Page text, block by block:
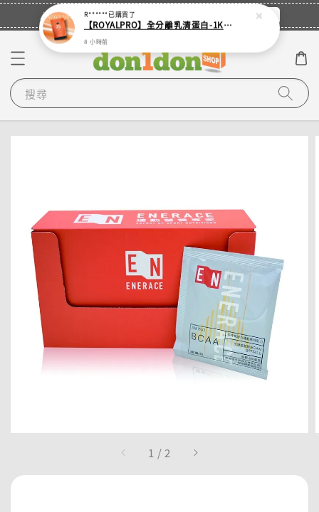
🎉登入會員・領取您的專屬折扣券！ 立即登入
搜尋
1 / 2
R****** 已購買了
【ROYALPRO】全分離乳清蛋白-1KG -多口味任選｜可加購湯匙
8 小時前